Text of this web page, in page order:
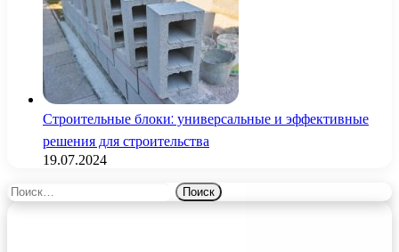
Строительные блоки: универсальные и эффективные
решения для строительства
19.07.2024
Найти: